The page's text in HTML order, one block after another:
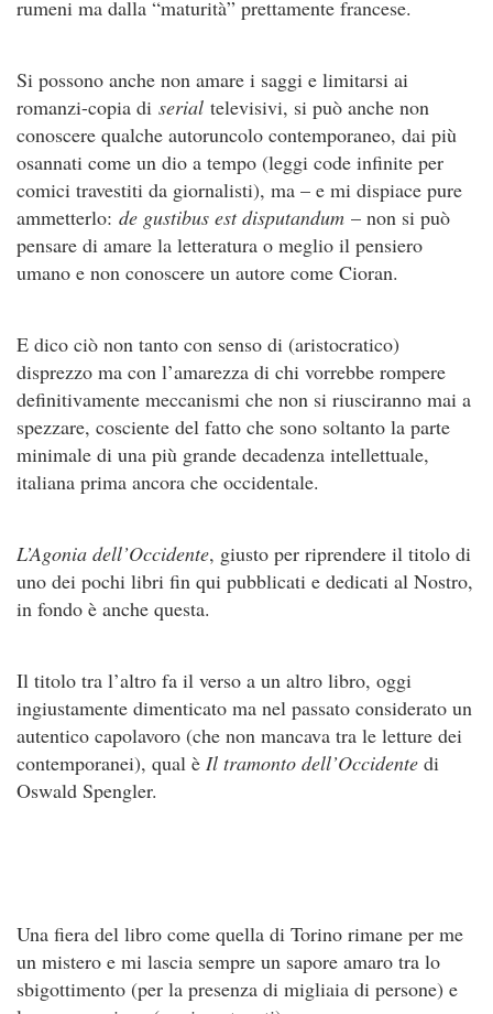
rumeni ma dalla “maturità” prettamente francese.
Si possono anche non amare i saggi e limitarsi ai
romanzi-copia di serial televisivi, si può anche non
conoscere qualche autoruncolo contemporaneo, dai più
osannati come un dio a tempo (leggi code infinite per
comici travestiti da giornalisti), ma – e mi dispiace pure
ammetterlo: de gustibus est disputandum – non si può
pensare di amare la letteratura o meglio il pensiero
umano e non conoscere un autore come Cioran.
E dico ciò non tanto con senso di (aristocratico)
disprezzo ma con l’amarezza di chi vorrebbe rompere
definitivamente meccanismi che non si riusciranno mai a
spezzare, cosciente del fatto che sono soltanto la parte
minimale di una più grande decadenza intellettuale,
italiana prima ancora che occidentale.
L’Agonia dell’Occidente, giusto per riprendere il titolo di
uno dei pochi libri fin qui pubblicati e dedicati al Nostro,
in fondo è anche questa.
Il titolo tra l’altro fa il verso a un altro libro, oggi
ingiustamente dimenticato ma nel passato considerato un
autentico capolavoro (che non mancava tra le letture dei
contemporanei), qual è Il tramonto dell’Occidente di
Oswald Spengler.
Una fiera del libro come quella di Torino rimane per me
un mistero e mi lascia sempre un sapore amaro tra lo
sbigottimento (per la presenza di migliaia di persone) e